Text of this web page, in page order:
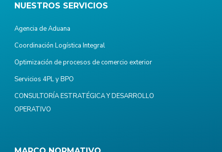
NUESTROS SERVICIOS
Agencia de Aduana
Coordinación Logística Integral
Optimización de procesos de comercio exterior
Servicios 4PL y BPO
CONSULTORÍA ESTRATÉGICA Y DESARROLLO
OPERATIVO